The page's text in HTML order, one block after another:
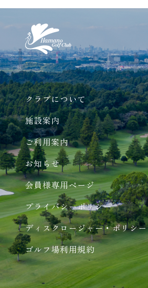
クラブについて
施設案内
ご利用案内
お知らせ
会員様専用ページ
プライバシーポリシー
ディスクロージャー・ポリシー
ゴルフ場利用規約